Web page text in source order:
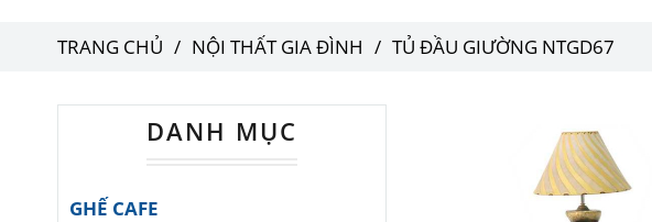
TRANG CHỦ / NỘI THẤT GIA ĐÌNH / TỦ ĐẦU GIƯỜNG NTGD67
DANH MỤC
GHẾ CAFE